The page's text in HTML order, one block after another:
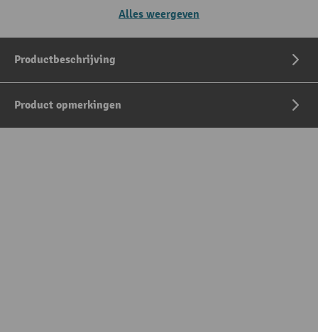
Alles weergeven
Productbeschrijving
Product opmerkingen